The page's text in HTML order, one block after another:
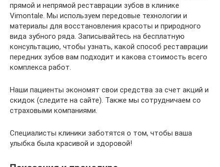
прямой и непрямой реставрации зубов в клинике
Vimontale. Мы используем передовые технологии и
материалы для восстановления красоты и природного
вида зубного ряда. Записывайтесь на бесплатную
консультацию, чтобы узнать, какой способ реставрации
передних зубов вам подходит и какова стоимость всего
комплекса работ.
Наши пациенты экономят свои средства за счет акций и
скидок (следите на сайте). Также мы сотрудничаем со
страховыми компаниями.
Специалисты клиники заботятся о том, чтобы ваша
улыбка была красивой и здоровой!